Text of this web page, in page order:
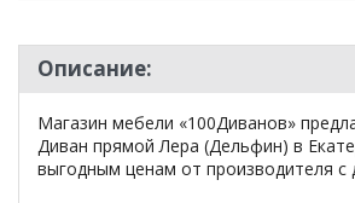
Описание:
Магазин мебели «100Диванов»
Диван прямой Лера (Дельфин) в
выгодным ценам от производителя с